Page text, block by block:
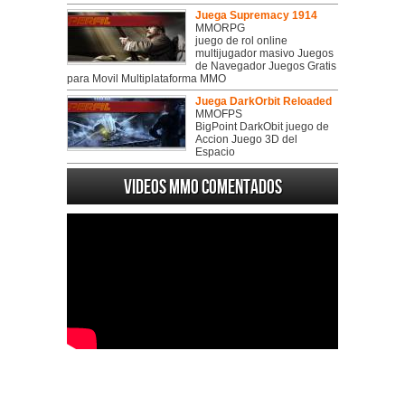
Juega Supremacy 1914
MMORPG
juego de rol online
multijugador masivo Juegos
de Navegador Juegos Gratis
para Movil Multiplataforma MMO
Juega DarkOrbit Reloaded
MMOFPS
BigPoint DarkObit juego de
Accion Juego 3D del
Espacio
Videos MMO Comentados